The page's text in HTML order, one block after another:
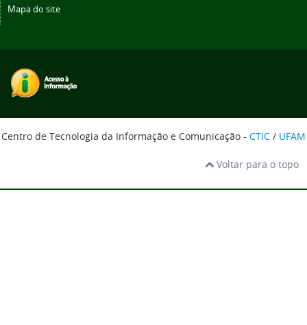
Mapa do site
Centro de Tecnologia da Informação e Comunicação - CTIC / UFAM
Voltar para o topo